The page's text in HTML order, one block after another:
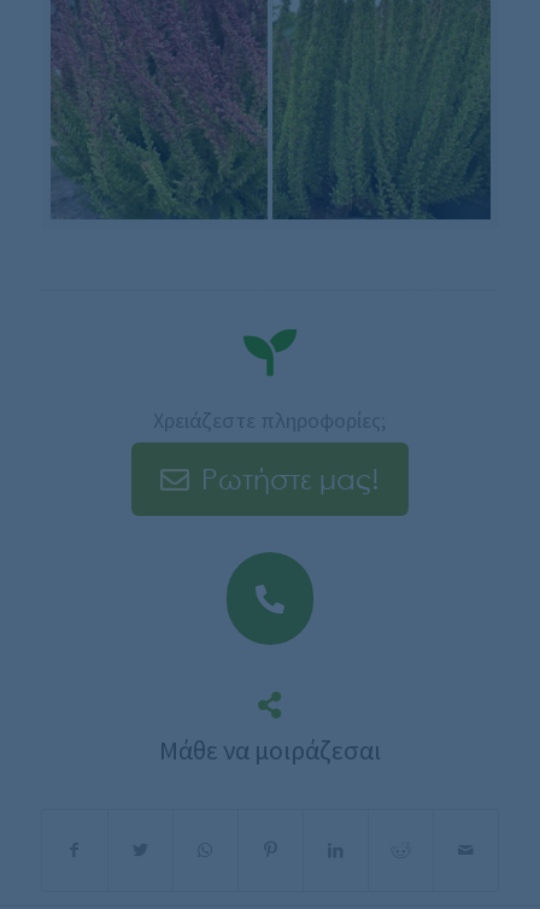
Χρειάζεστε πληροφορίες;
Ρωτήστε μας!
Μάθε να μοιράζεσαι